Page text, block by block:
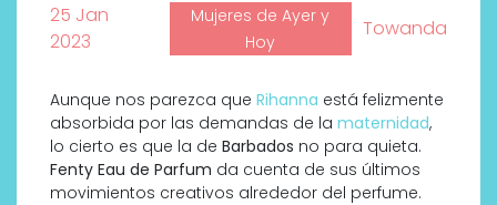
25 Jan
2023
Mujeres de Ayer y
Hoy
Towanda
Aunque nos parezca que Rihanna está felizmente
absorbida por las demandas de la maternidad,
lo cierto es que la de Barbados no para quieta.
Fenty Eau de Parfum da cuenta de sus últimos
movimientos creativos alrededor del perfume.